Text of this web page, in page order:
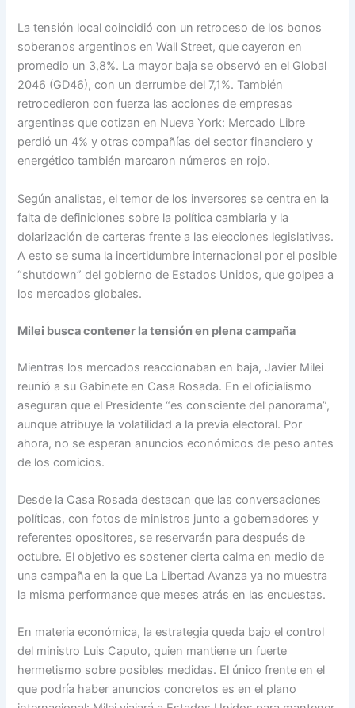
La tensión local coincidió con un retroceso de los bonos
soberanos argentinos en Wall Street, que cayeron en
promedio un 3,8%. La mayor baja se observó en el Global
2046 (GD46), con un derrumbe del 7,1%. También
retrocedieron con fuerza las acciones de empresas
argentinas que cotizan en Nueva York: Mercado Libre
perdió un 4% y otras compañías del sector financiero y
energético también marcaron números en rojo.
Según analistas, el temor de los inversores se centra en la
falta de definiciones sobre la política cambiaria y la
dolarización de carteras frente a las elecciones legislativas.
A esto se suma la incertidumbre internacional por el posible
“shutdown” del gobierno de Estados Unidos, que golpea a
los mercados globales.
Milei busca contener la tensión en plena campaña
Mientras los mercados reaccionaban en baja, Javier Milei
reunió a su Gabinete en Casa Rosada. En el oficialismo
aseguran que el Presidente “es consciente del panorama”,
aunque atribuye la volatilidad a la previa electoral. Por
ahora, no se esperan anuncios económicos de peso antes
de los comicios.
Desde la Casa Rosada destacan que las conversaciones
políticas, con fotos de ministros junto a gobernadores y
referentes opositores, se reservarán para después de
octubre. El objetivo es sostener cierta calma en medio de
una campaña en la que La Libertad Avanza ya no muestra
la misma performance que meses atrás en las encuestas.
En materia económica, la estrategia queda bajo el control
del ministro Luis Caputo, quien mantiene un fuerte
hermetismo sobre posibles medidas. El único frente en el
que podría haber anuncios concretos es en el plano